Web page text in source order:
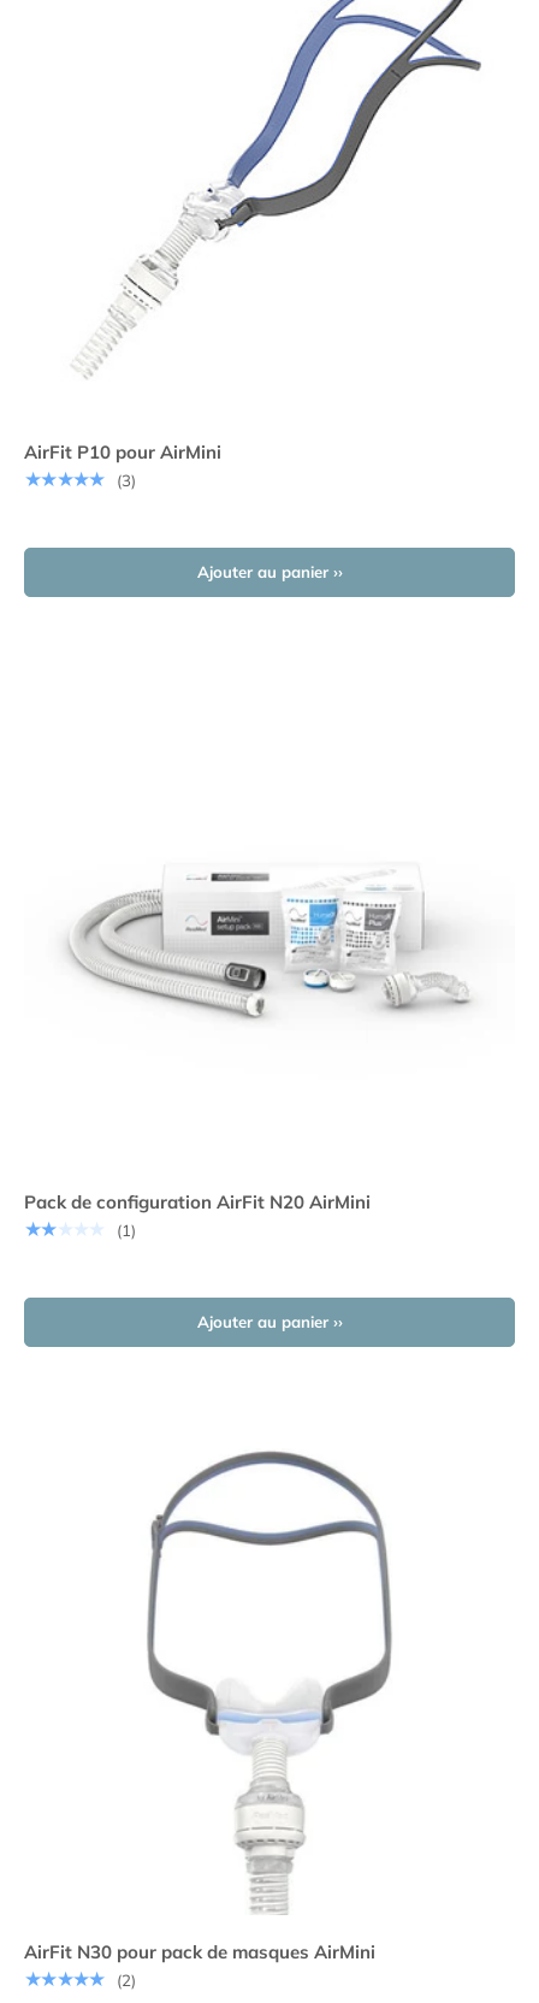
AirFit P10 pour AirMini
★★★★★
(3)
Ajouter au panier ››
Pack de configuration AirFit N20 AirMini
★★★★★
(1)
Ajouter au panier ››
AirFit N30 pour pack de masques AirMini
★★★★★
(2)